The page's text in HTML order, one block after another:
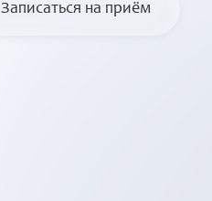
Записаться на приём